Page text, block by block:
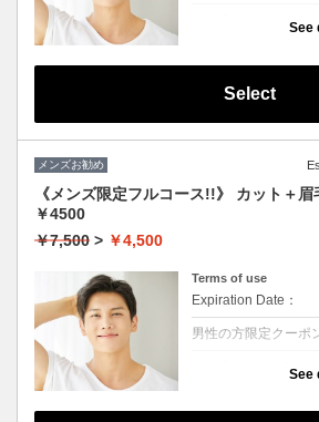
かな印象になります
See
Select
メンズお勧め
《メンズ限定フルコース!!》 カット＋
￥4500
￥7,500 > ￥4,500
Terms of use
Expiration Date：
男性の方限定クーポ
See